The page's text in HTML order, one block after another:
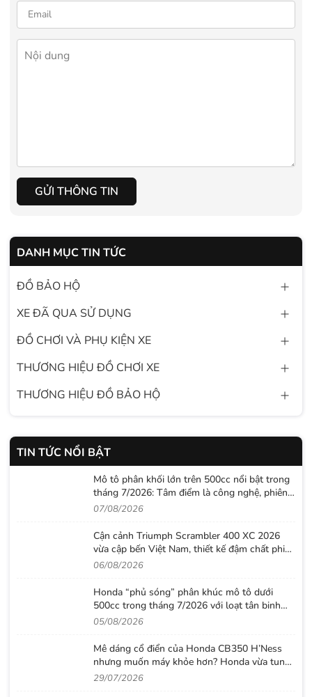
GỬI THÔNG TIN
DANH MỤC TIN TỨC
ĐỒ BẢO HỘ
XE ĐÃ QUA SỬ DỤNG
ĐỒ CHƠI VÀ PHỤ KIỆN XE
THƯƠNG HIỆU ĐỒ CHƠI XE
THƯƠNG HIỆU ĐỒ BẢO HỘ
TIN TỨC NỔI BẬT
Mô tô phân khối lớn trên 500cc nổi bật trong
tháng 7/2026: Tâm điểm là công nghệ, phiên
bản giới hạn và những cấu hình “đỉnh”
07/08/2026
Cận cảnh Triumph Scrambler 400 XC 2026
vừa cập bến Việt Nam, thiết kế đậm chất phiêu
lưu cùng mức giá dễ tiếp cận
06/08/2026
Honda “phủ sóng” phân khúc mô tô dưới
500cc trong tháng 7/2026 với loạt tân binh
đáng chú ý
05/08/2026
Mê dáng cổ điển của Honda CB350 H’Ness
nhưng muốn máy khỏe hơn? Honda vừa tung
ra lời giải với CB500 mới
29/07/2026